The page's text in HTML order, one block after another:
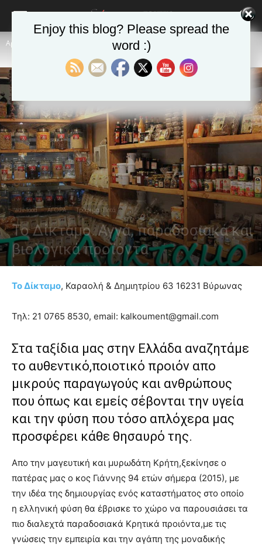
Αρχική
adv-food ΑΓΟΡΑ Τρόφιμα -Ποτά
Το Δίκταμο. Αγνά, παραδοσιακά και
βιολογικά προϊόντα
Από Δ&Π - 12 Μαΐου 2020
blonde
very
show. desi
xxx
lyons
teaches
the
meaning
pain.
pornhun
hd
porn
Το Δίκταμο, Καραολή & Δημιητρίου 63 16231 Βύρωνας
Τηλ: 21 0765 8530, email: kalkoument@gmail.com
Στα ταξίδια μας στην Ελλάδα αναζητάμε
το αυθεντικό,ποιοτικό προιόν απο
μικρούς παραγωγούς και ανθρώπους
που όπως και εμείς σέβονται την υγεία
και την φύση που τόσο απλόχερα μας
προσφέρει κάθε θησαυρό της.
Απο την μαγευτική και μυρωδάτη Κρήτη,ξεκίνησε ο
πατέρας μας ο κος Γιάννης 94 ετών σήμερα (2015), με
την ιδέα της δημιουργίας ενός καταστήματος στο οποίο
η ελληνική φύση θα έβρισκε το χώρο να παρουσιάσει τα
πιο διαλεχτά παραδοσιακά Κρητικά προιόντα,με τις
γνώσεις την εμπειρία και την αγάπη της μοναδικής
Enjoy this blog? Please spread the
word :)